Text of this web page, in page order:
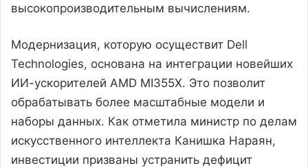
высокопроизводительным вычислениям.
Модернизация, которую осуществит Dell
Technologies, основана на интеграции новейших
ИИ-ускорителей AMD MI355X. Это позволит
обрабатывать более масштабные модели и
наборы данных. Как отметила министр по делам
искусственного интеллекта Канишка Нараян,
инвестиции призваны устранить дефицит